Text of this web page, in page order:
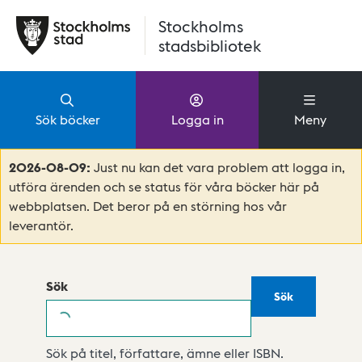
Stockholms
stadsbibliotek
Sök böcker Logga in Meny
2026-08-09: Just nu kan det vara problem att logga in,
utföra ärenden och se status för våra böcker här på
webbplatsen. Det beror på en störning hos vår
leverantör.
Sök
Sök
Sök på titel, författare, ämne eller ISBN.